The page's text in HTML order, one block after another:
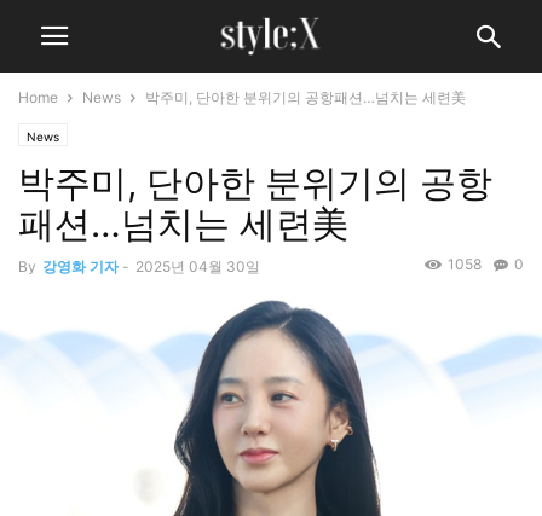
Home News 박주미, 단아한 분위기의 공항패션…넘치는 세련美
News
박주미, 단아한 분위기의 공항
패션…넘치는 세련美
By 강영화 기자 - 2025년 04월 30일 0
1058